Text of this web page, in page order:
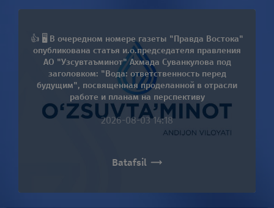
👍 🖥 В очередном номере газеты "Правда Востока"
опубликована статья и.о.председателя правления
АО "Узсувтаъминот" Ахмада Суванкулова под
заголовком: "Вода: ответственность перед
будущим", посвященная проделанной в отрасли
работе и планам на перспективу
2026-08-03 14:18
Batafsil